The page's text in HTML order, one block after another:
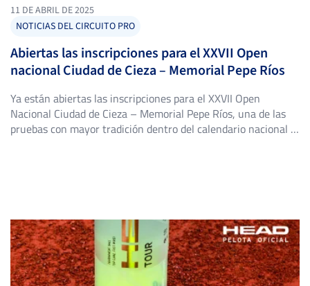
11 DE ABRIL DE 2025
NOTICIAS DEL CIRCUITO PRO
Abiertas las inscripciones para el XXVII Open
nacional Ciudad de Cieza – Memorial Pepe Ríos
Ya están abiertas las inscripciones para el XXVII Open
Nacional Ciudad de Cieza – Memorial Pepe Ríos, una de las
pruebas con mayor tradición dentro del calendario nacional y